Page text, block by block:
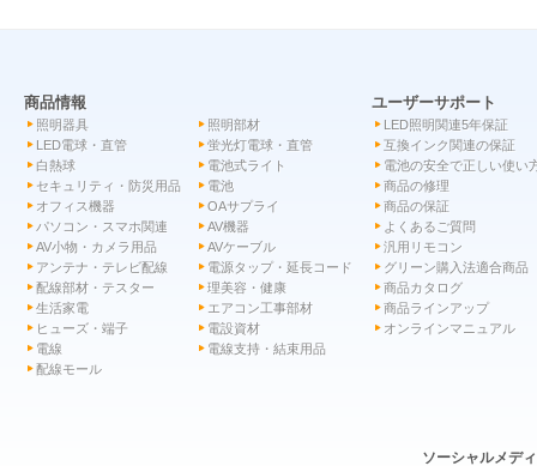
商品情報
照明器具
照明部材
LED電球・直管
蛍光灯電球・直管
白熱球
電池式ライト
セキュリティ・防災用品
電池
オフィス機器
OAサプライ
パソコン・スマホ関連
AV機器
AV小物・カメラ用品
AVケーブル
アンテナ・テレビ配線
電源タップ・延長コード
配線部材・テスター
理美容・健康
生活家電
エアコン工事部材
ヒューズ・端子
電設資材
電線
電線支持・結束用品
配線モール
ユーザーサポート
LED照明関連5年保証
互換インク関連の保証
電池の安全で正しい使い
商品の修理
商品の保証
よくあるご質問
汎用リモコン
グリーン購入法適合商品
商品カタログ
商品ラインアップ
オンラインマニュアル
ソーシャルメデ